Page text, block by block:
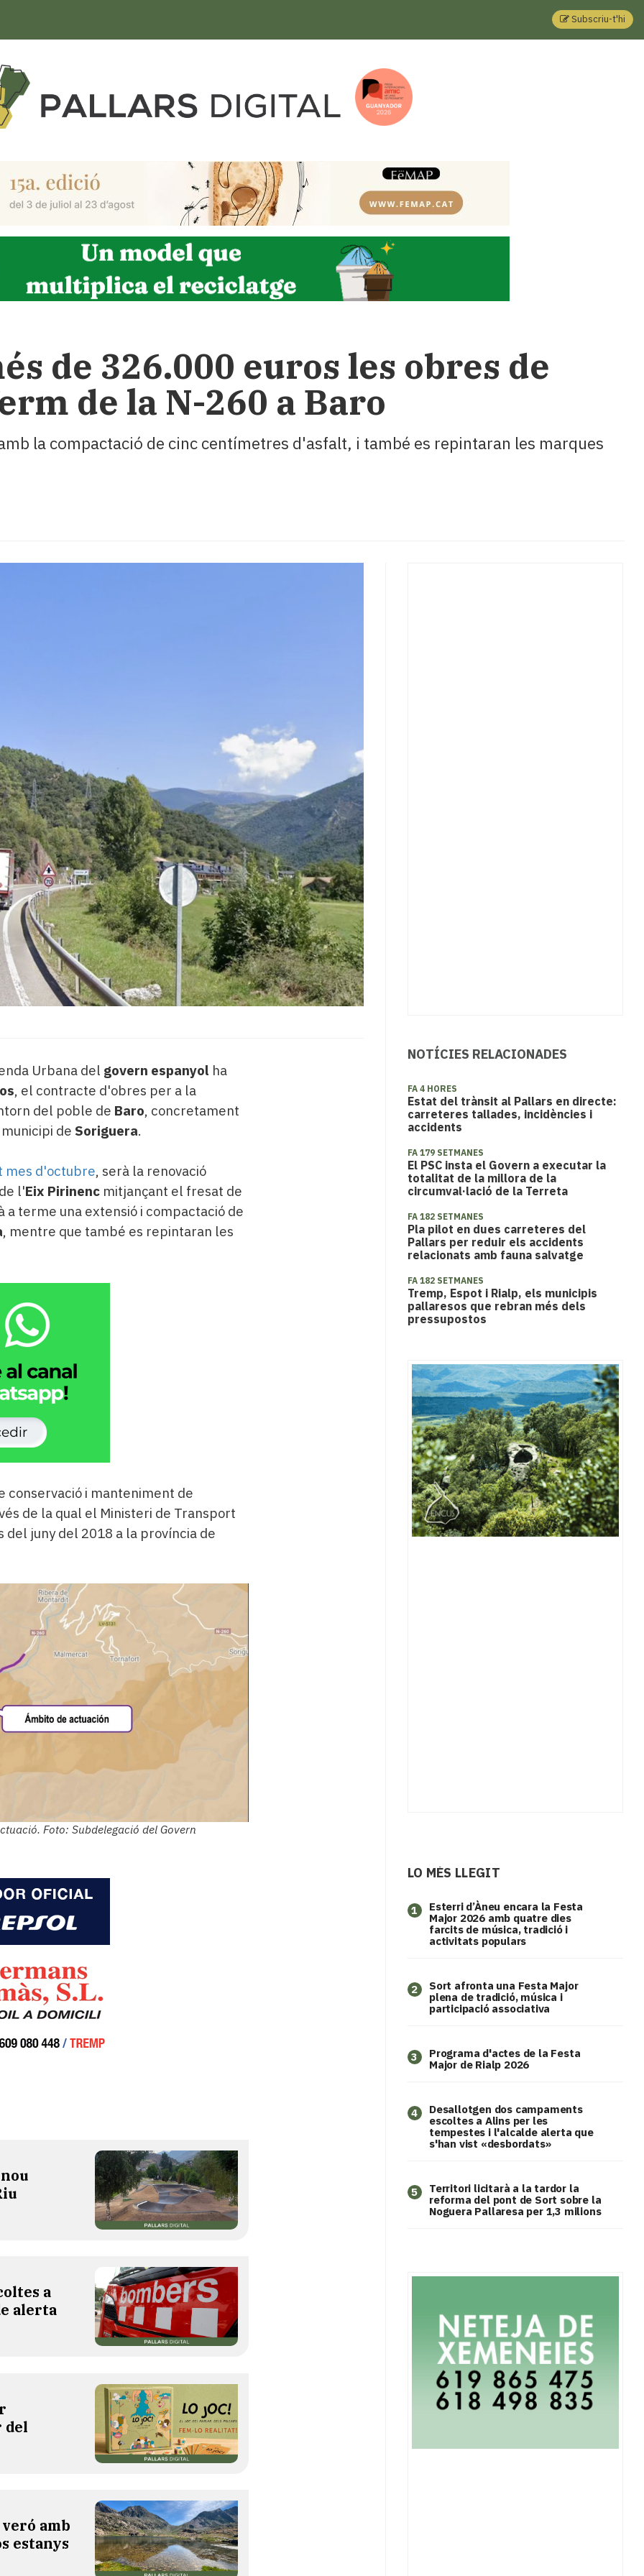
Subscriu-t'hi
de 326.000 euros les obres de
de la N-260 a Baro
la compactació de cinc centímetres d'asfalt, i també es repintaran les marques
Urbana del govern espanyol ha
, el contracte d'obres per a la
del poble de Baro, concretament
de Soriguera.
mes d'octubre, serà la renovació
l'Eix Pirinencmitjançant el fresat de
a terme una extensió i compactació de
, mentre que també es repintaran les
conservació i manteniment de
de la qual el Ministeri de Transport
juny del 2018 a la província de
Foto: Subdelegació del Govern
a
alerta
del
amb
estanys
NOTÍCIES RELACIONADES
FA 4 HORES
Estat del trànsit al Pallars en directe:
carreteres tallades, incidències i
accidents
FA 179 SETMANES
El PSC insta el Govern a executar la
totalitat de la millora de la
circumval·lació de la Terreta
FA 182 SETMANES
Pla pilot en dues carreteres del
Pallars per reduir els accidents
relacionats amb fauna salvatge
FA 182 SETMANES
Tremp, Espot i Rialp, els municipis
pallaresos que rebran més dels
pressupostos
LO MÉS LLEGIT
1
Esterri d’Àneu encara la Festa
Major 2026 amb quatre dies
farcits de música, tradició i
activitats populars
2
Sort afronta una Festa Major
plena de tradició, música i
participació associativa
3
Programa d'actes de la Festa
Major de Rialp 2026
4
​Desallotgen dos campaments
escoltes a Alins per les
tempestes i l'alcalde alerta que
s'han vist «desbordats»
5
Territori licitarà a la tardor la
reforma del pont de Sort sobre la
Noguera Pallaresa per 1,3 milions